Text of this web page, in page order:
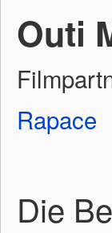
Outi
Rapace
Die